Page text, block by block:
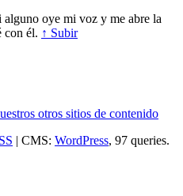
oye mi voz y me abre la
con él. ↑ Subir
otros sitios de contenido
| CMS: WordPress, 97 queries.